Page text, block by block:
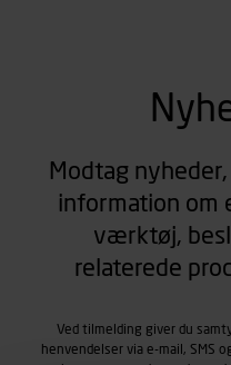
Modtag
information om
værktøj,
relaterede
Ved tilmelding giver du
henvendelser via e-mail, SMS